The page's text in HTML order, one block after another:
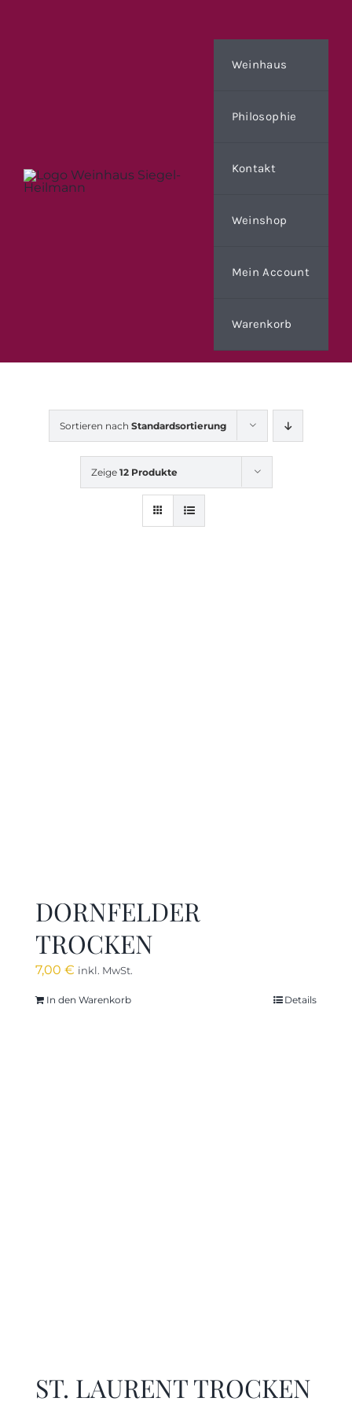
Weinhaus
Philosophie
Kontakt
Weinshop
Mein Account
Warenkorb
Sortieren nach Standardsortierung
Zeige 12 Produkte
DORNFELDER
TROCKEN
7,00 € inkl. MwSt.
In den Warenkorb Details
ST. LAURENT TROCKEN